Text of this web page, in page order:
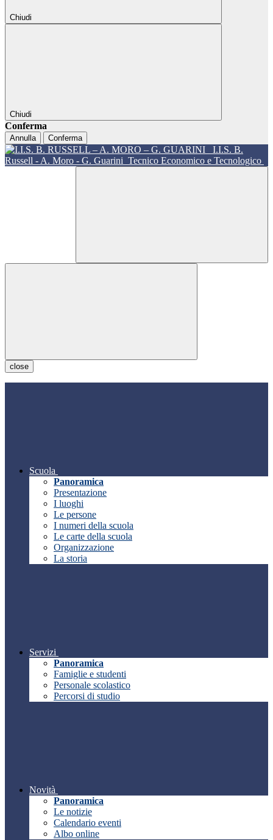
Chiudi
Chiudi
Conferma
Annulla Conferma
I.I.S. B.
Russell - A. Moro - G. Guarini Tecnico Economico e Tecnologico
close
Scuola
Panoramica
Presentazione
I luoghi
Le persone
I numeri della scuola
Le carte della scuola
Organizzazione
La storia
Servizi
Panoramica
Famiglie e studenti
Personale scolastico
Percorsi di studio
Novità
Panoramica
Le notizie
Calendario eventi
Albo online